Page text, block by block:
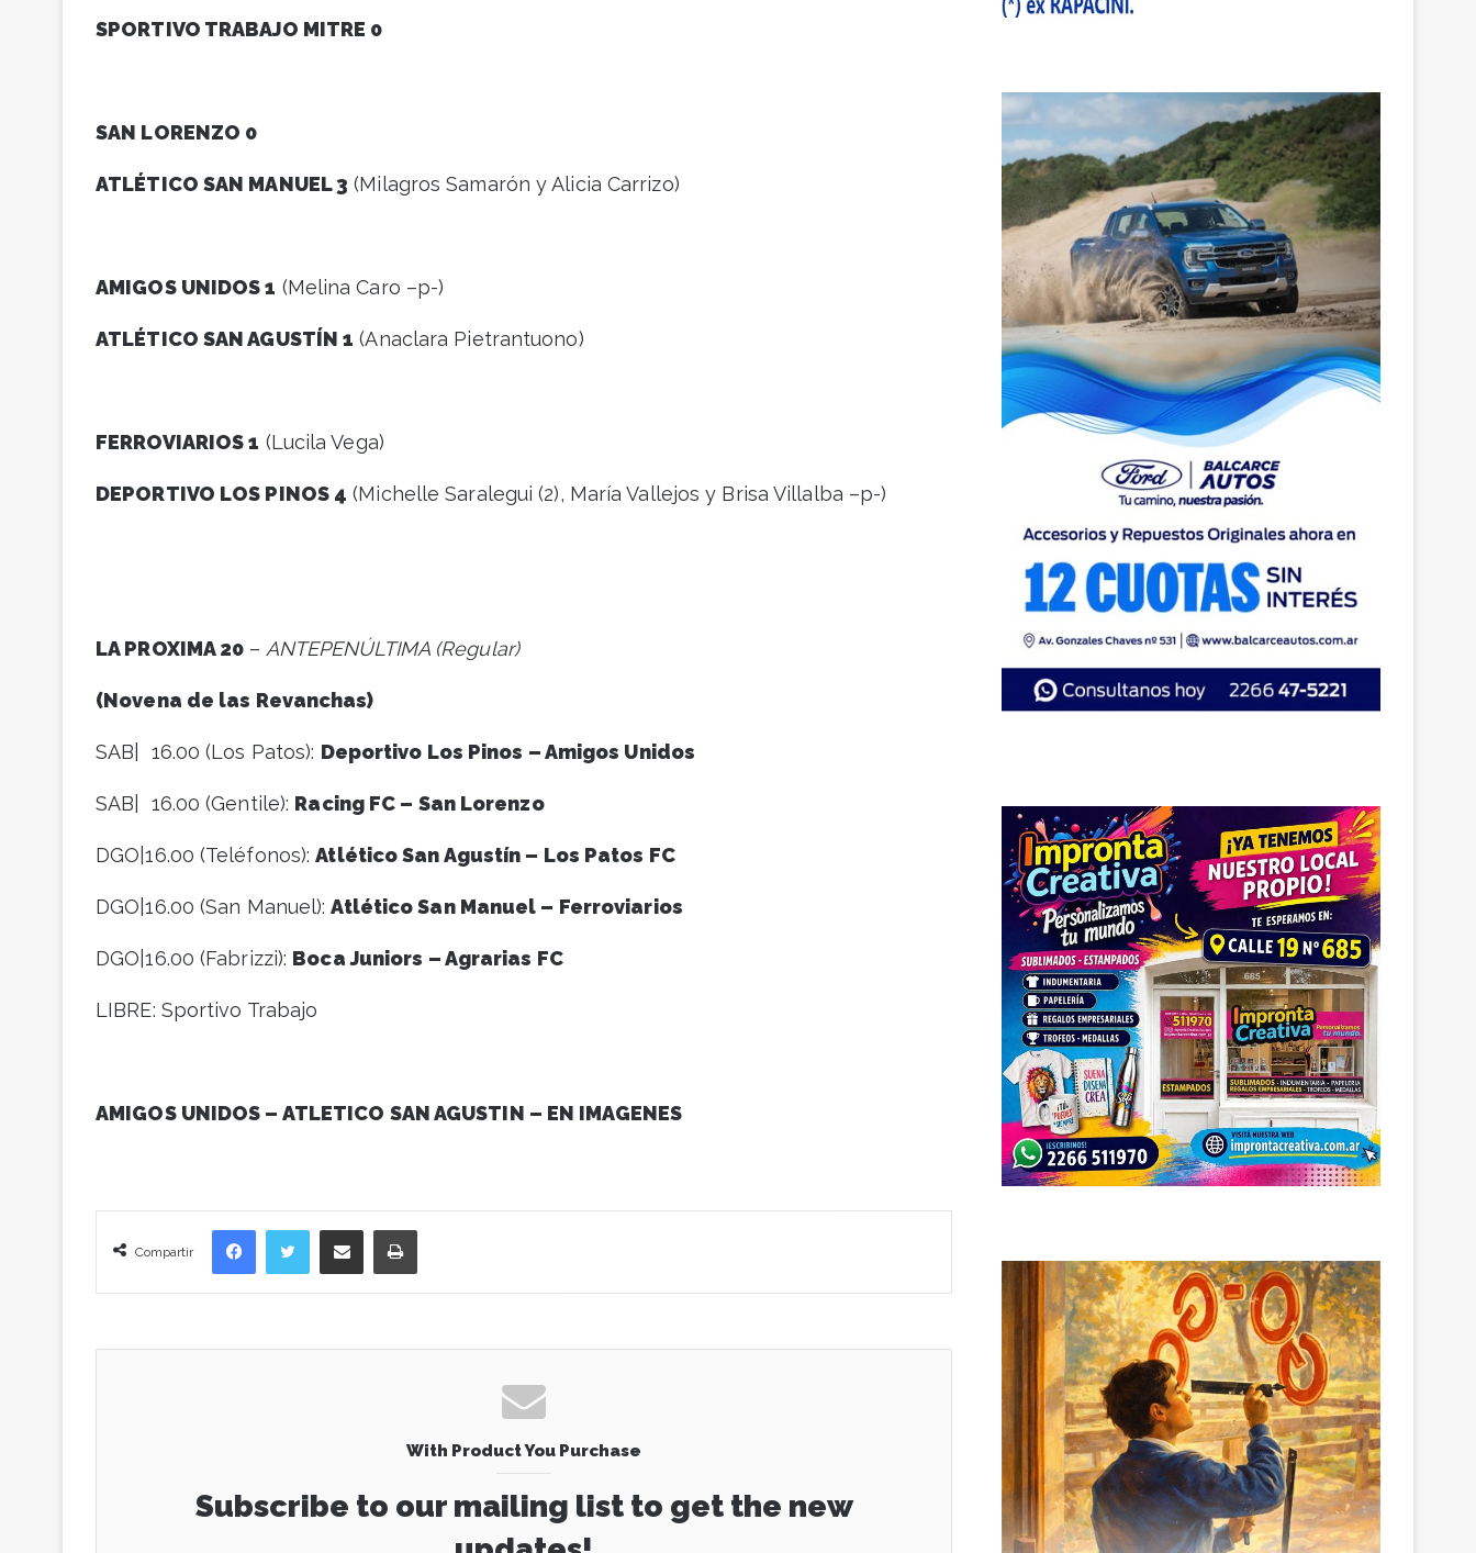
SPORTIVO TRABAJO MITRE 0
SAN LORENZO 0
ATLÉTICO SAN MANUEL 3 (Milagros Samarón y Alicia Carrizo)
AMIGOS UNIDOS 1 (Melina Caro –p-)
ATLÉTICO SAN AGUSTÍN 1 (Anaclara Pietrantuono)
FERROVIARIOS 1 (Lucila Vega)
DEPORTIVO LOS PINOS 4 (Michelle Saralegui (2), María Vallejos y Brisa Villalba –p-)
LA PROXIMA 20 – ANTEPENÚLTIMA (Regular)
(Novena de las Revanchas)
SAB| 16.00 (Los Patos): Deportivo Los Pinos – Amigos Unidos
SAB| 16.00 (Gentile): Racing FC – San Lorenzo
DGO|16.00 (Teléfonos):Atlético San Agustín – Los Patos FC
DGO|16.00 (San Manuel):Atlético San Manuel – Ferroviarios
DGO|16.00 (Fabrizzi): Boca Juniors – Agrarias FC
LIBRE: Sportivo Trabajo
AMIGOS UNIDOS – ATLETICO SAN AGUSTIN – EN IMAGENES
Compartir
Facebook Compartir vía correo electrónico
With Product You Purchase
Subscribe to our mailing list to get the new